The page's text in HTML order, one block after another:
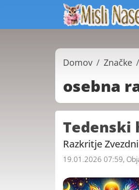
Domov Značke
osebna
Tedenski
Razkritje
19.01.2026 07:59,